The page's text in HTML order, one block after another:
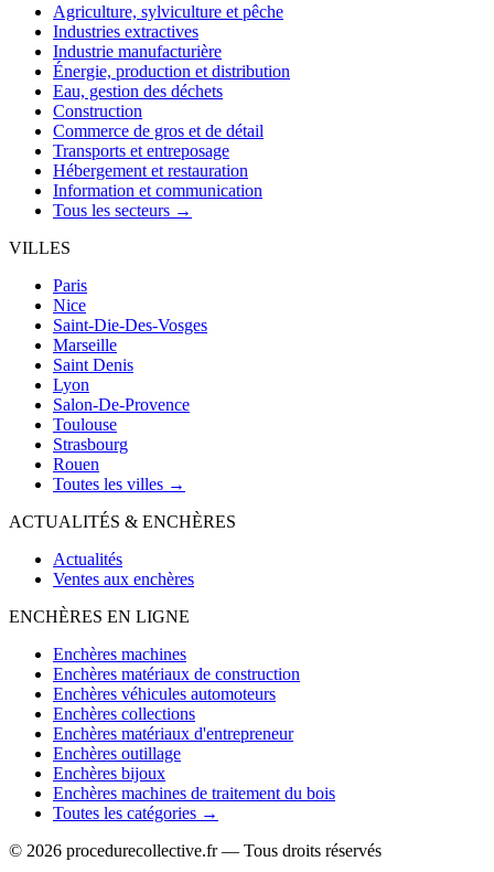
Agriculture, sylviculture et pêche
Industries extractives
Industrie manufacturière
Énergie, production et distribution
Eau, gestion des déchets
Construction
Commerce de gros et de détail
Transports et entreposage
Hébergement et restauration
Information et communication
Tous les secteurs →
VILLES
Paris
Nice
Saint-Die-Des-Vosges
Marseille
Saint Denis
Lyon
Salon-De-Provence
Toulouse
Strasbourg
Rouen
Toutes les villes →
ACTUALITÉS & ENCHÈRES
Actualités
Ventes aux enchères
ENCHÈRES EN LIGNE
Enchères machines
Enchères matériaux de construction
Enchères véhicules automoteurs
Enchères collections
Enchères matériaux d'entrepreneur
Enchères outillage
Enchères bijoux
Enchères machines de traitement du bois
Toutes les catégories →
© 2026 procedurecollective.fr — Tous droits réservés